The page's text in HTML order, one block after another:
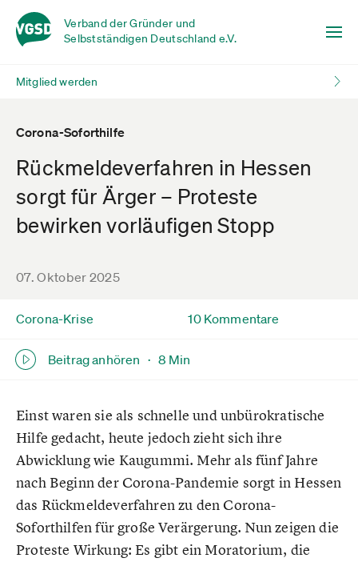
Verband der Gründer und
Selbstständigen Deutschland e.V.
Mitglied werden
Corona-Soforthilfe
Rückmeldeverfahren in Hessen
sorgt für Ärger – Proteste
bewirken vorläufigen Stopp
07. Oktober 2025
Corona-Krise
Beitrag anhören · 8 Min
10 Kommentare
Einst waren sie als schnelle und unbürokratische
Hilfe gedacht, heute jedoch zieht sich ihre
Abwicklung wie Kaugummi. Mehr als fünf Jahre
nach Beginn der Corona-Pandemie sorgt in Hessen
das Rückmeldeverfahren zu den Corona-
Soforthilfen für große Verärgerung. Nun zeigen die
Proteste Wirkung: Es gibt ein Moratorium, die